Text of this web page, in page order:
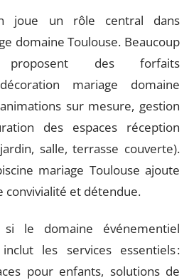
joue un rôle central dans
domaine Toulouse. Beaucoup
des forfaits
mariage domaine
sur mesure, gestion
des espaces réception
salle, terrasse couverte).
mariage Toulouse ajoute
convivialité et détendue.
le domaine événementiel
les services essentiels :
pour enfants, solutions de